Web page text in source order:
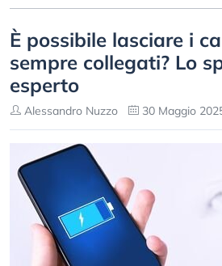
È possibile lasciare i
sempre collegati? Lo
esperto
Alessandro Nuzzo 30 Maggio